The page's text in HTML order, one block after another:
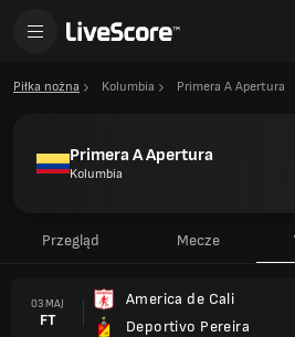
Piłka nożna Kolumbia Primera A Apertura
Primera A Apertura
Kolumbia
Przegląd Mecze
03 MAJ
FT
America de Cali
Deportivo Pereira